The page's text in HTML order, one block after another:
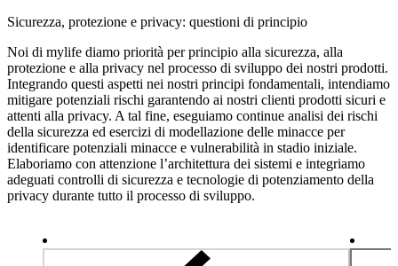
Sicurezza, protezione e privacy: questioni di principio
Noi di mylife diamo priorità per principio alla sicurezza, alla
protezione e alla privacy nel processo di sviluppo dei nostri prodotti.
Integrando questi aspetti nei nostri principi fondamentali, intendiamo
mitigare potenziali rischi garantendo ai nostri clienti prodotti sicuri e
attenti alla privacy. A tal fine, eseguiamo continue analisi dei rischi
della sicurezza ed esercizi di modellazione delle minacce per
identificare potenziali minacce e vulnerabilità in stadio iniziale.
Elaboriamo con attenzione l’architettura dei sistemi e integriamo
adeguati controlli di sicurezza e tecnologie di potenziamento della
privacy durante tutto il processo di sviluppo.